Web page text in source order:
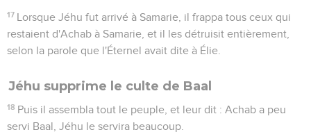
17 Lorsque Jéhu fut arrivé à Samarie, il frappa tous ceux qui
restaient d'Achab à Samarie, et il les détruisit entièrement,
selon la parole que l'Éternel avait dite à Élie.
Jéhu supprime le culte de Baal
18 Puis il assembla tout le peuple, et leur dit : Achab a peu
servi Baal, Jéhu le servira beaucoup.